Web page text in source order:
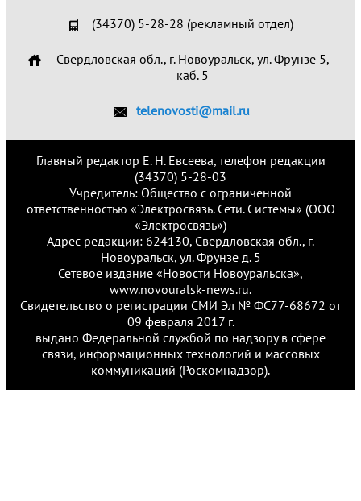
(34370) 5-28-28 (рекламный отдел)
Свердловская обл., г. Новоуральск, ул. Фрунзе 5,
каб. 5
telenovosti@mail.ru
Главный редактор Е. Н. Евсеева, телефон редакции
(34370) 5-28-03
Учредитель: Общество с ограниченной
ответственностью «Электросвязь. Сети. Системы» (ООО
«Электросвязь»)
Адрес редакции: 624130, Свердловская обл., г.
Новоуральск, ул. Фрунзе д. 5
Сетевое издание «Новости Новоуральска»,
www.novouralsk-news.ru.
Свидетельство о регистрации СМИ Эл № ФС77-68672 от
09 февраля 2017 г.
выдано Федеральной службой по надзору в сфере
связи, информационных технологий и массовых
коммуникаций (Роскомнадзор).